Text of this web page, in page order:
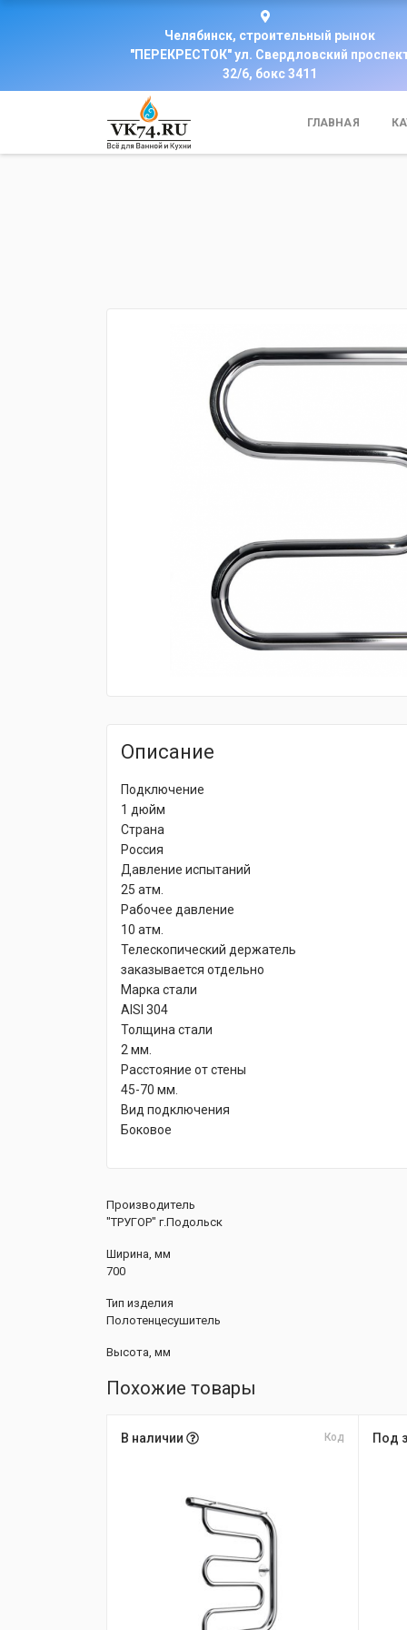
Челябинск, строительный рынок
"ПЕРЕКРЕСТОК" ул. Свердловский
32/6, бокс 3411
ГЛАВНАЯ
Описание
Подключение
1 дюйм
Страна
Россия
Давление испытаний
25 атм.
Рабочее давление
10 атм.
Телескопический держатель
заказывается отдельно
Марка стали
AISI 304
Толщина стали
2 мм.
Расстояние от стены
45-70 мм.
Вид подключения
Боковое
Производитель
"ТРУГОР" г.Подольск
Ширина, мм
700
Тип изделия
Полотенцесушитель
Высота, мм
Похожие товары
В наличии Код Под